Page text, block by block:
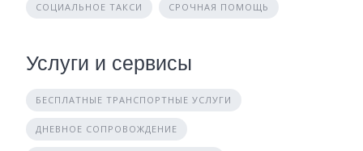
СОЦИАЛЬНОЕ ТАКСИ СРОЧНАЯ ПОМОЩЬ
Услуги и сервисы
БЕСПЛАТНЫЕ ТРАНСПОРТНЫЕ УСЛУГИ
ДНЕВНОЕ СОПРОВОЖДЕНИЕ